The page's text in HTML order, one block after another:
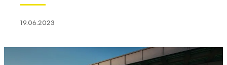
19.06.2023